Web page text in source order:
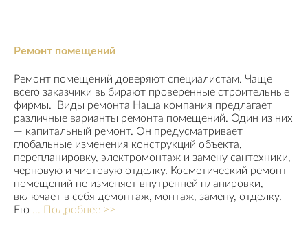
Ремонт помещений
Ремонт помещений доверяют специалистам. Чаще
всего заказчики выбирают проверенные строительные
фирмы. Виды ремонта Наша компания предлагает
различные варианты ремонта помещений. Один из них
— капитальный ремонт. Он предусматривает
глобальные изменения конструкций объекта,
перепланировку, электромонтаж и замену сантехники,
черновую и чистовую отделку. Косметический ремонт
помещений не изменяет внутренней планировки,
включает в себя демонтаж, монтаж, замену, отделку.
Его ... Подробнее >>